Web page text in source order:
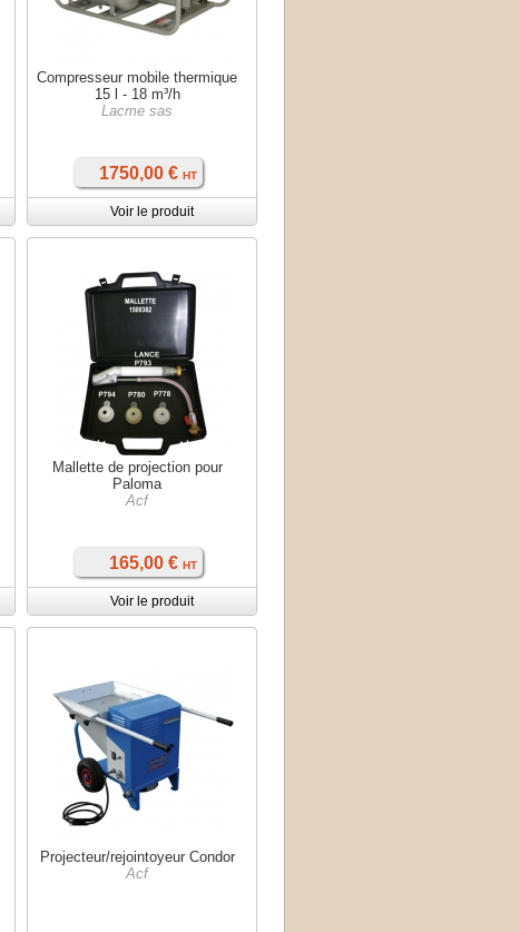
Compresseur mobile thermique
15 l - 18 m³/h
Lacme sas
1750,00 € HT
Voir le produit
Mallette de projection pour
Paloma
Acf
165,00 € HT
Voir le produit
Projecteur/rejointoyeur Condor
Acf